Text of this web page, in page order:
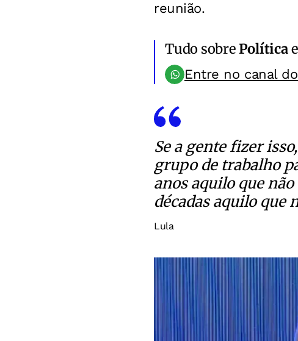
reunião.
Tudo sobrePolítica
Entre no canal
Se a gente fizer
grupo de trabalho
anos aquilo que
décadas aquilo que
Lula